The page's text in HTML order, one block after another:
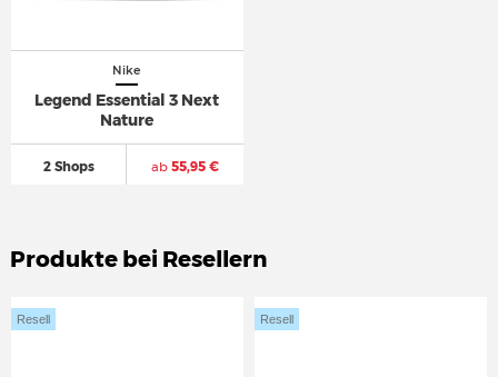
Nike
Legend Essential 3 Next
Nature
2 Shops ab55,95 €
Produkte bei Resellern
Resell Resell